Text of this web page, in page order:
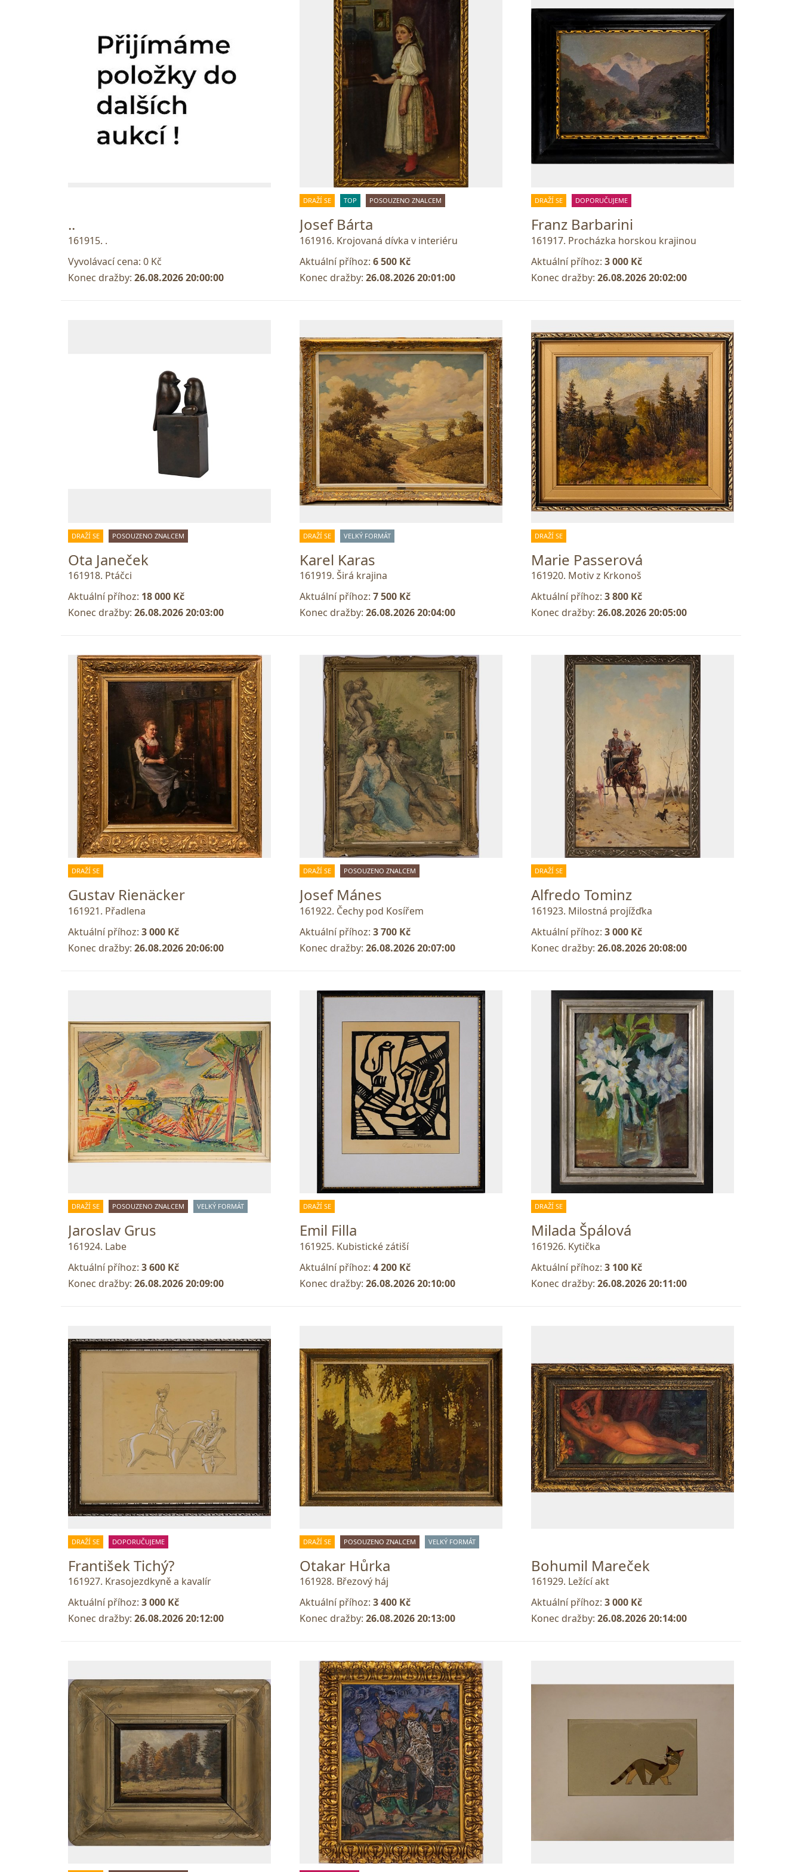
..
161915. .
Vyvolávací cena: 0 Kč
Konec dražby: 26.08.2026 20:00:00
DRAŽÍ SE TOP POSOUZENO ZNALCEM
Josef Bárta
161916. Krojovaná dívka v interiéru
Aktuální příhoz: 6 500 Kč
Konec dražby: 26.08.2026 20:01:00
DRAŽÍ SE DOPORUČUJEME
Franz Barbarini
161917. Procházka horskou krajinou
Aktuální příhoz: 3 000 Kč
Konec dražby: 26.08.2026 20:02:00
DRAŽÍ SE POSOUZENO ZNALCEM
Ota Janeček
161918. Ptáčci
Aktuální příhoz: 18 000 Kč
Konec dražby: 26.08.2026 20:03:00
DRAŽÍ SE VELKÝ FORMÁT
Karel Karas
161919. Širá krajina
Aktuální příhoz: 7 500 Kč
Konec dražby: 26.08.2026 20:04:00
DRAŽÍ SE
Marie Passerová
161920. Motiv z Krkonoš
Aktuální příhoz: 3 800 Kč
Konec dražby: 26.08.2026 20:05:00
DRAŽÍ SE
Gustav Rienäcker
161921. Přadlena
Aktuální příhoz: 3 000 Kč
Konec dražby: 26.08.2026 20:06:00
DRAŽÍ SE POSOUZENO ZNALCEM
Josef Mánes
161922. Čechy pod Kosířem
Aktuální příhoz: 3 700 Kč
Konec dražby: 26.08.2026 20:07:00
DRAŽÍ SE
Alfredo Tominz
161923. Milostná projížďka
Aktuální příhoz: 3 000 Kč
Konec dražby: 26.08.2026 20:08:00
DRAŽÍ SE POSOUZENO ZNALCEM VELKÝ FORMÁT
Jaroslav Grus
161924. Labe
Aktuální příhoz: 3 600 Kč
Konec dražby: 26.08.2026 20:09:00
DRAŽÍ SE
Emil Filla
161925. Kubistické zátiší
Aktuální příhoz: 4 200 Kč
Konec dražby: 26.08.2026 20:10:00
DRAŽÍ SE
Milada Špálová
161926. Kytička
Aktuální příhoz: 3 100 Kč
Konec dražby: 26.08.2026 20:11:00
DRAŽÍ SE DOPORUČUJEME
František Tichý?
161927. Krasojezdkyně a kavalír
Aktuální příhoz: 3 000 Kč
Konec dražby: 26.08.2026 20:12:00
DRAŽÍ SE POSOUZENO ZNALCEM VELKÝ FORMÁT
Otakar Hůrka
161928. Březový háj
Aktuální příhoz: 3 400 Kč
Konec dražby: 26.08.2026 20:13:00
Bohumil Mareček
161929. Ležící akt
Aktuální příhoz: 3 000 Kč
Konec dražby: 26.08.2026 20:14:00